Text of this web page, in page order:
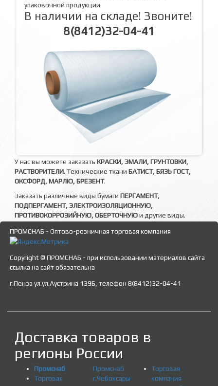
упаковочной продукции.
В наличии на складе! Звоните!
8(8412)32-04-41
У нас вы можете заказать КРАСКИ, ЭМАЛИ, ГРУНТОВКИ,
РАСТВОРИТЕЛИ. Технические ткани БАТИСТ, БЯЗЬ ГОСТ,
ОКСФОРД, МАРЛЮ, БРЕЗЕНТ.
Заказать различные виды бумаги ПЕРГАМЕНТ,
ПОДПЕРГАМЕНТ, ЭЛЕКТРОИЗОЛЯЦИОННУЮ,
ПРОТИВОКОРРОЗИЙНУЮ, ОБЕРТОЧНУЮи другие виды.
ПРОМСНАБ - Оптово-розничная торговая компания
Copyright © ПРОМСНАБ - при использовании материалов сайта
ссылка на сайт обязательна
г.Пенза ул.ул.Аустрина 139Б, телефон 8(8412)32-04-41
Доставка товаров в
регионы России
Промснаб
Торговая
Промснаб
г.Чебоксары
Торговая
компания